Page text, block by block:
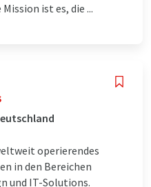
ist es, die ...
operierendes
in den Bereichen
und IT-Solutions.